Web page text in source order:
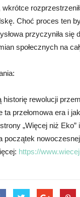
Choć proces ten
przyczyniła się
społecznych na
rewolucji
ta przełomowa era i
„Więcej niż Eko”
początek
https://